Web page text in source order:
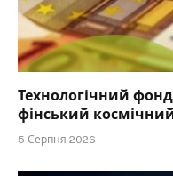
Технологічний
фінський
5 Серпня 2026